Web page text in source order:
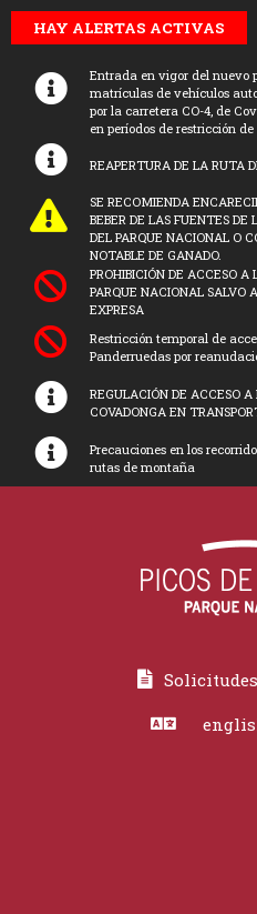
HAY ALERTAS ACTIVAS
Entrada en vigor del nuevo
matrículas de vehículos
por la carretera CO-4, de
en períodos de restricción de
REAPERTURA DE LA RUTA
SE RECOMIENDA
BEBER DE LAS FUENTES DE
DEL PARQUE NACIONAL O
NOTABLE DE GANADO.
PROHIBICIÓN DE ACCESO A
PARQUE NACIONAL SALVO
EXPRESA
Restricción temporal de
Panderruedas por
REGULACIÓN DE ACCESO A
COVADONGA EN
Precauciones en los
rutas de montaña
Solicitudes